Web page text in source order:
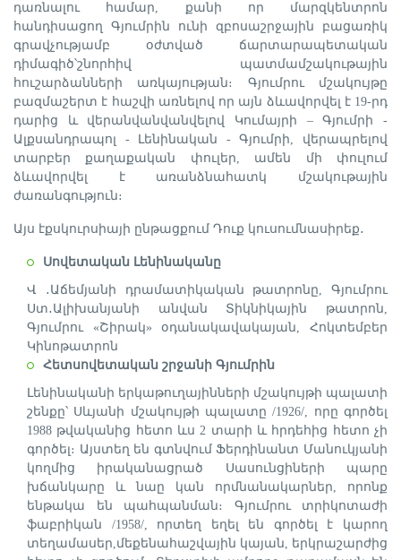
դառնալու համար, քանի որ մարզկենտրոն
հանդիսացող Գյումրին ունի զբոսաշրջային բացառիկ
գրավչությամբ օժտված ճարտարապետական
դիմագիծ՝շնորհիվ պատմամշակութային
հուշարձանների առկայության։ Գյումրու մշակույթը
բազմաշերտ է հաշվի առնելով որ այն ձևավորվել է 19-րդ
դարից և վերանվանվանվելով Կումայրի – Գյումրի -
Ալքսանդրապոլ - Լենինական - Գյումրի, վերապրելով
տարբեր քաղաքական փուլեր, ամեն մի փուլում
ձևավորվել է առանձնահատկ մշակութային
ժառանգություն։
Այս էքսկուրսիայի ընթացքում Դուք կուսումնասիրեք․
Սովետական Լենինականը
Վ ․Աճեմյանի դրամատիկական թատրոնը, Գյումրու
Ստ․Ալիխանյանի անվան Տիկնիկային թատրոն,
Գյումրու «Շիրակ» օդանակավակայան, Հոկտեմբեր
Կինոթատրոն
Հետսովետական շրջանի Գյումրին
Լենինականի երկաթուղայինների մշակույթի պալատի
շենքը՝ Սևյանի մշակույթի պալատը /1926/, որը գործել
1988 թվականից հետո ևս 2 տարի և հրդեհից հետո չի
գործել։ Այստեղ են գտնվում Ֆերդինանտ Մանուկյանի
կողմից իրականացրած Սասունցիների պարը
խճանկարը և նաը կան որմնանակարներ, որոնք
ենթակա են պահպանման։ Գյումրու տրիկոտաժի
ֆաբրիկան /1958/, որտեղ եղել են գործել է կարող
տեղամասեր,մեքենահաշվային կայան, երկրաշարժից